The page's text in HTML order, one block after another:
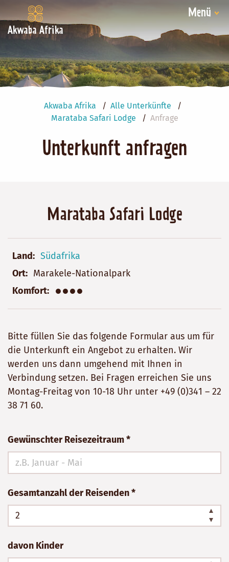
Akwaba Afrika
Menü
Akwaba Afrika
Alle Unterkünfte
Marataba Safari Lodge
Anfrage
Unterkunft anfragen
Marataba Safari Lodge
Land
Südafrika
Ort
Marakele-Nationalpark
Komfort
●●●●
Bitte füllen Sie das folgende Formular aus um für
die Unterkunft ein Angebot zu erhalten. Wir
werden uns dann umgehend mit Ihnen in
Verbindung setzen. Bei Fragen erreichen Sie uns
Montag-Freitag von 10-18 Uhr unter +49 (0)341 – 22
38 71 60.
Bitte
nicht
ausfüllen!
Gewünschter Reisezeitraum *
Gesamtanzahl der Reisenden *
davon Kinder